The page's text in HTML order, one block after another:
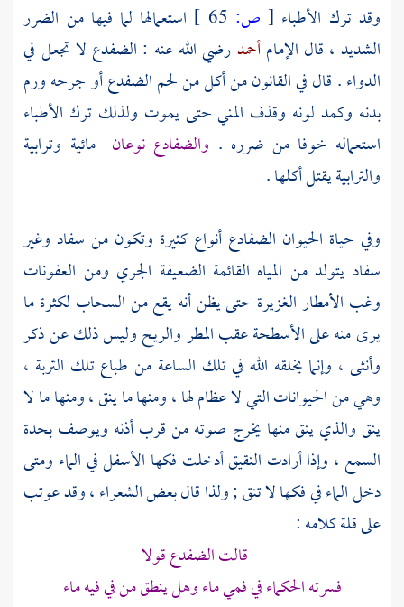
وقد ترك الأطباء [ ص:
استعمالها لما فيها من الضرر
الشديد ، قال الإمامأحمدرضي الله عنه : الضفدع لا تجعل في
الدواء . قال في القانون من أكل من لحم الضفدع أو جرحه ورم
بدنه وكمد لونه وقذف المني حتى يموت ولذلك ترك الأطباء
استعماله خوفا من ضرره . والضفادع نوعان مائية وترابية
والترابية يقتل أكلها .
وفي حياة الحيوان الضفادع أنواع كثيرة وتكون من سفاد وغير
سفاد يتولد من المياه القائمة الضعيفة الجري ومن العفونات
وغب الأمطار الغزيرة حتى يظن أنه يقع من السحاب لكثرة ما
يرى منه على الأسطحة عقب المطر والريح وليس ذلك عن ذكر
وأنثى ، وإنما يخلقه الله في تلك الساعة من طباع تلك التربة ،
وهي من الحيوانات التي لا عظام لها ، ومنها ما ينق ، ومنها ما لا
ينق والذي ينق منها يخرج صوته من قرب أذنه ويوصف بحدة
السمع ، وإذا أرادت النقيق أدخلت فكها الأسفل في الماء ومتى
دخل الماء في فكها لا تنق ; ولذا قال بعض الشعراء ، وقد عوتب
على قلة كلامه :
قالت الضفدع قولا
فسرته الحكماء في فمي ماء وهل ينطق من في فيه ماء